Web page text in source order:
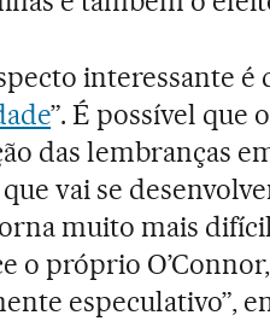
interessante é
”. É possível que
das lembranças
vai se
muito mais
o próprio
especulativo”,